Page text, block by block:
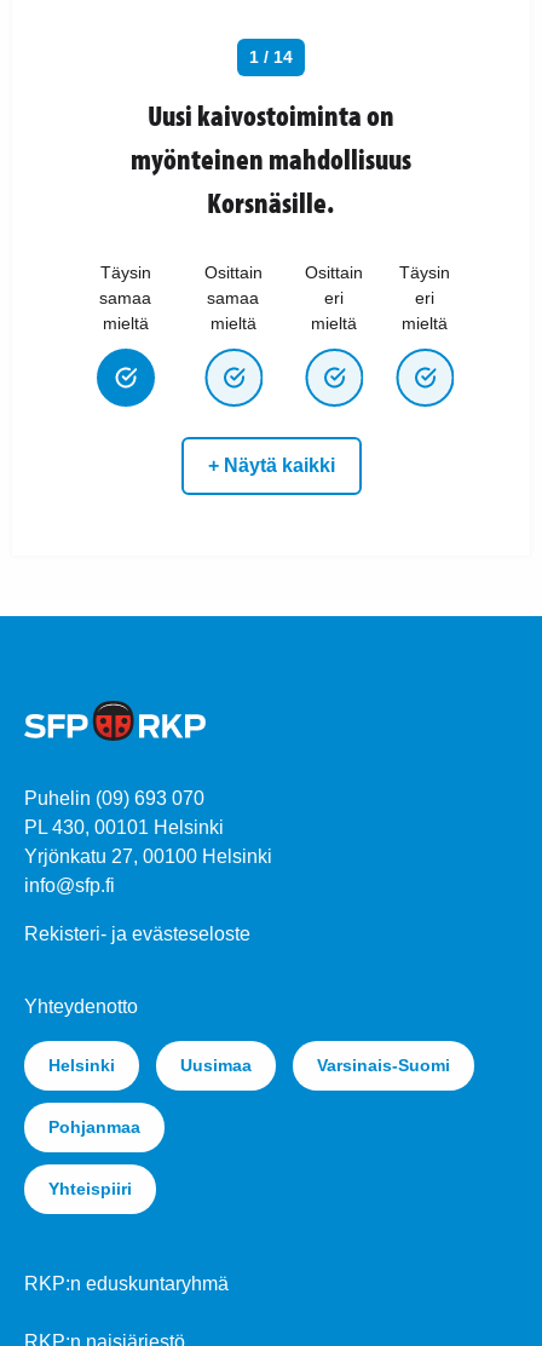
1 / 14
Uusi kaivostoiminta on
myönteinen mahdollisuus
Korsnäsille.
Täysin
samaa
mieltä
Osittain
samaa
mieltä
Osittain
eri
mieltä
Täysin
eri
mieltä
+ Näytä kaikki
Puhelin (09) 693 070
PL 430, 00101 Helsinki
Yrjönkatu 27, 00100 Helsinki
info@sfp.fi
Rekisteri- ja evästeseloste
Yhteydenotto
Helsinki Uusimaa Varsinais-Suomi
Pohjanmaa
Yhteispiiri
RKP:n eduskuntaryhmä
RKP:n naisjärjestö